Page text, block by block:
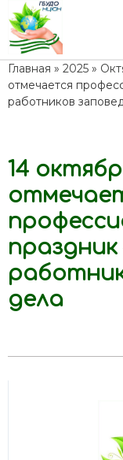
Главная » 2025 »
отмечается
работников
14
дела